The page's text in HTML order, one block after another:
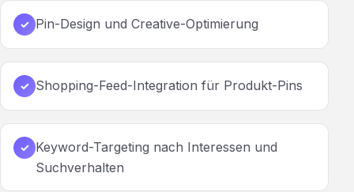
✓ Pin-Design und Creative-Optimierung
✓ Shopping-Feed-Integration für Produkt-Pins
✓ Keyword-Targeting nach Interessen und
Suchverhalten